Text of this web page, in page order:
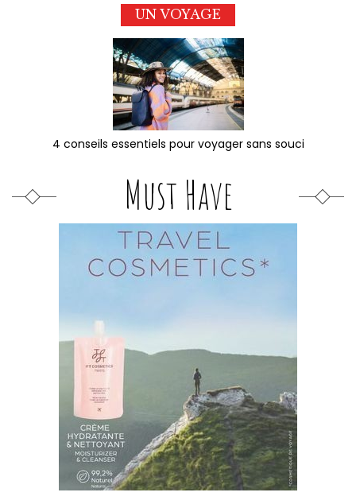
UN VOYAGE
4 conseils essentiels pour voyager sans souci
Must Have